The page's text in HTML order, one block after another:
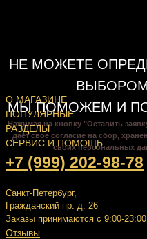
НЕ МОЖЕТЕ
МЫ ПОМОЖЕМ И
Нажимая на кнопку "Оставить
даёт своё согласие на сбор,
своих персональных
О МАГАЗИНЕ
ПОПУЛЯРНЫЕ
РАЗДЕЛЫ
СЕРВИС И ПОМОЩЬ
+7 (999) 202-98-78
Санкт-Петербург,
Гражданский пр. д. 26
Заказы принимаются с 9:00-23:00
Отзывы